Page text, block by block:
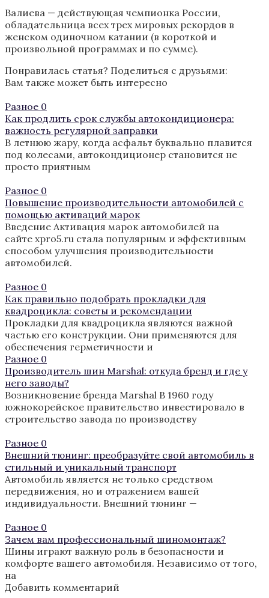
Валиева — действующая чемпионка России,
обладательница всех трех мировых рекордов в
женском одиночном катании (в короткой и
произвольной программах и по сумме).
Понравилась статья? Поделиться с друзьями:
Вам также может быть интересно
Разное 0
Как продлить срок службы автокондиционера:
важность регулярной заправки
В летнюю жару, когда асфальт буквально плавится
под колесами, автокондиционер становится не
просто приятным
Разное 0
Повышение производительности автомобилей с
помощью активаций марок
Введение Активация марок автомобилей на
сайте xpro5.ru стала популярным и эффективным
способом улучшения производительности
автомобилей.
Разное 0
Как правильно подобрать прокладки для
квадроцикла: советы и рекомендации
Прокладки для квадроцикла являются важной
частью его конструкции. Они применяются для
обеспечения герметичности и
Разное 0
Производитель шин Marshal: откуда бренд и где у
него заводы?
Возникновение бренда Marshal В 1960 году
южнокорейское правительство инвестировало в
строительство завода по производству
Разное 0
Внешний тюнинг: преобразуйте свой автомобиль в
стильный и уникальный транспорт
Автомобиль является не только средством
передвижения, но и отражением вашей
индивидуальности. Внешний тюнинг —
Разное 0
Зачем вам профессиональный шиномонтаж?
Шины играют важную роль в безопасности и
комфорте вашего автомобиля. Независимо от того,
на
Добавить комментарий